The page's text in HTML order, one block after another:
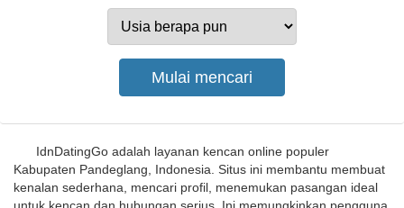
IdnDatingGo adalah layanan kencan online populer
Kabupaten Pandeglang, Indonesia. Situs ini membantu membuat
kenalan sederhana, mencari profil, menemukan pasangan ideal